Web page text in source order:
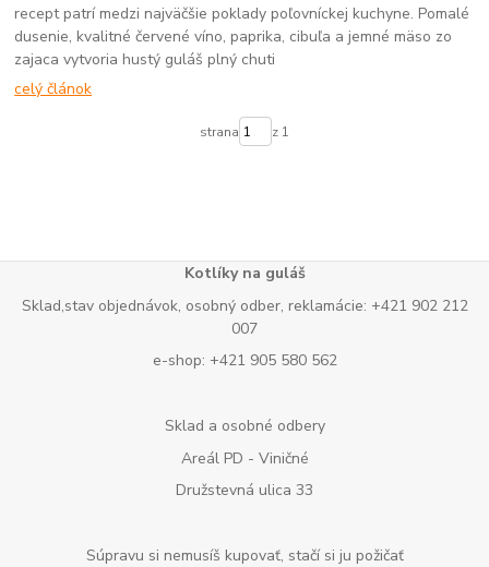
recept patrí medzi najväčšie poklady poľovníckej kuchyne. Pomalé
dusenie, kvalitné červené víno, paprika, cibuľa a jemné mäso zo
zajaca vytvoria hustý guláš plný chuti
celý článok
strana z 1
Kotlíky na guláš
Sklad,stav objednávok, osobný odber, reklamácie: +421 902 212
007
e-shop: +421 905 580 562
Sklad a osobné odbery
Areál PD - Viničné
Družstevná ulica 33
Súpravu si nemusíš kupovať, stačí si ju požičať